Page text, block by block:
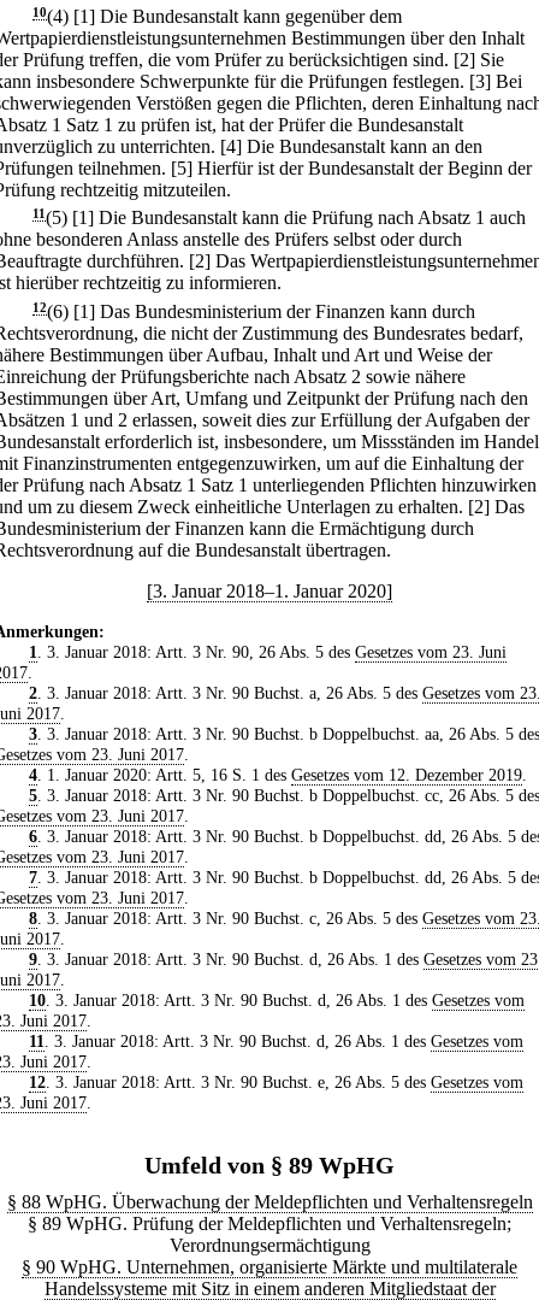
10(4) [1] Die Bundesanstalt kann gegenüber dem
Bestimmungen über den Inhalt
Prüfung treffen, die vom Prüfer zu berücksichtigen sind. [2] Sie
insbesondere Schwerpunkte für die Prüfungen festlegen. [3] Bei
Verstößen gegen die Pflichten, deren Einhaltung
1 Satz 1 zu prüfen ist, hat der Prüfer die Bundesanstalt
zu unterrichten. [4] Die Bundesanstalt kann an den
teilnehmen. [5] Hierfür ist der Bundesanstalt der Beginn der
rechtzeitig mitzuteilen.
11(5) [1] Die Bundesanstalt kann die Prüfung nach Absatz 1 auch
besonderen Anlass anstelle des Prüfers selbst oder durch
durchführen. [2] Das
hierüber rechtzeitig zu informieren.
12(6) [1] Das Bundesministerium der Finanzen kann durch
die nicht der Zustimmung des Bundesrates bedarf,
Bestimmungen über Aufbau, Inhalt und Art und Weise der
der Prüfungsberichte nach Absatz 2 sowie nähere
über Art, Umfang und Zeitpunkt der Prüfung nach den
1 und 2 erlassen, soweit dies zur Erfüllung der Aufgaben der
erforderlich ist, insbesondere, um Missständen im Handel
Finanzinstrumenten entgegenzuwirken, um auf die Einhaltung der
Prüfung nach Absatz 1 Satz 1 unterliegenden Pflichten hinzuwirken
um zu diesem Zweck einheitliche Unterlagen zu erhalten. [2] Das
der Finanzen kann die Ermächtigung durch
auf die Bundesanstalt übertragen.
[3. Januar 2018–1. Januar 2020]
1
. 3. Januar 2018: Artt. 3 Nr. 90, 26 Abs. 5 des Gesetzes vom 23. Juni
2. 3. Januar 2018: Artt. 3 Nr. 90 Buchst. a, 26 Abs. 5 des Gesetzes vom
2017
3. 3. Januar 2018: Artt. 3 Nr. 90 Buchst. b Doppelbuchst. aa, 26 Abs. 5 des
vom 23. Juni 2017
4. 1. Januar 2020: Artt. 5, 16 S. 1 des Gesetzes vom 12. Dezember 2019.
5. 3. Januar 2018: Artt. 3 Nr. 90 Buchst. b Doppelbuchst. cc, 26 Abs. 5 des
vom 23. Juni 2017
6. 3. Januar 2018: Artt. 3 Nr. 90 Buchst. b Doppelbuchst. dd, 26 Abs. 5
vom 23. Juni 2017
7. 3. Januar 2018: Artt. 3 Nr. 90 Buchst. b Doppelbuchst. dd, 26 Abs. 5
vom 23. Juni 2017
8. 3. Januar 2018: Artt. 3 Nr. 90 Buchst. c, 26 Abs. 5 des Gesetzes vom
2017
9. 3. Januar 2018: Artt. 3 Nr. 90 Buchst. d, 26 Abs. 1 des Gesetzes vom
2017
10. 3. Januar 2018: Artt. 3 Nr. 90 Buchst. d, 26 Abs. 1 des Gesetzes vom
Juni 2017
11
. 3. Januar 2018: Artt. 3 Nr. 90 Buchst. d, 26 Abs. 1 des Gesetzes vom
Juni 2017
12. 3. Januar 2018: Artt. 3 Nr. 90 Buchst. e, 26 Abs. 5 des Gesetzes vom
Juni 2017
Umfeld von § 89 WpHG
§ 88 WpHG. Überwachung der Meldepflichten und Verhaltensregeln
§ 89 WpHG. Prüfung der Meldepflichten und Verhaltensregeln;
Verordnungsermächtigung
§ 90 WpHG. Unternehmen, organisierte Märkte und multilaterale
Handelssysteme mit Sitz in einem anderen Mitgliedstaat der